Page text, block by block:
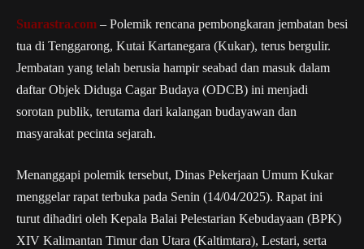
Suarastra.com – Polemik rencana pembongkaran jembatan besi
tua di Tenggarong, Kutai Kartanegara (Kukar), terus bergulir.
Jembatan yang telah berusia hampir seabad dan masuk dalam
daftar Objek Diduga Cagar Budaya (ODCB) ini menjadi
sorotan publik, terutama dari kalangan budayawan dan
masyarakat pecinta sejarah.
Menanggapi polemik tersebut, Dinas Pekerjaan Umum Kukar
menggelar rapat terbuka pada Senin (14/04/2025). Rapat ini
turut dihadiri oleh Kepala Balai Pelestarian Kebudayaan (BPK)
XIV Kalimantan Timur dan Utara (Kaltimtara), Lestari, serta